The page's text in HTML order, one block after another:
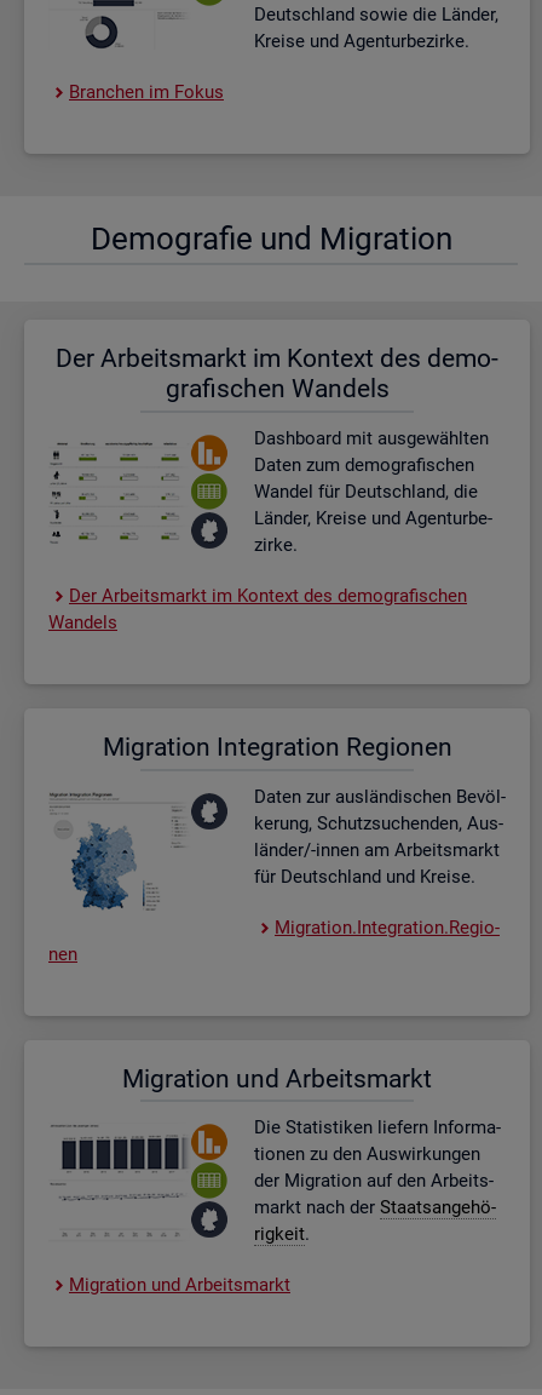
Deutsch­land sowie die Län­der,
Krei­se und Agen­tur­be­zir­ke.
Bran­chen im Fokus
De­mo­gra­fie und Mi­gra­ti­on
Der Ar­beits­markt im Kon­text des de­mo­
gra­fi­schen Wan­dels
Dash­board mit aus­ge­wähl­ten
Daten zum de­mo­gra­fi­schen
Wan­del für Deutsch­land, die
Län­der, Krei­se und Agen­tur­be­
zir­ke.
Der Ar­beits­markt im Kon­text des de­mo­gra­fi­schen
Wan­dels
Mi­gra­ti­on In­te­gra­ti­on Re­gio­nen
Daten zur aus­län­di­schen Be­völ­
ke­rung, Schutz­su­chen­den, Aus­
län­der/-innen am Ar­beits­markt
für Deutsch­land und Krei­se.
Mi­gra­ti­on.In­te­gra­ti­on.Re­gio­
nen
Mi­gra­ti­on und Ar­beits­markt
Die Sta­tis­ti­ken lie­fern In­for­ma­
tio­nen zu den Aus­wir­kun­gen
der Mi­gra­ti­on auf den Ar­beits­
markt nach der Staats­an­ge­hö­
rig­keit.
Mi­gra­ti­on und Ar­beits­markt